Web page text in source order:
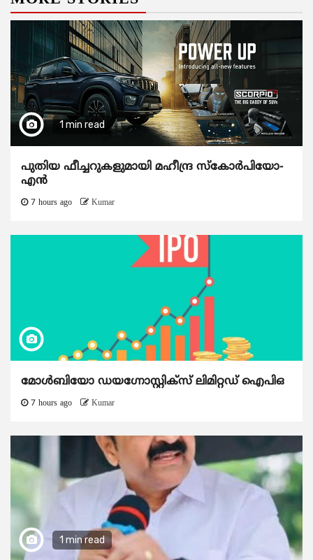
1 min read
പുതിയ ഫീച്ചറുകളുമായി മഹീന്ദ്ര സ്കോർപിയോ-
എൻ
7 hours ago Kumar
മോൾബിയോ ഡയഗ്നോസ്റ്റിക്സ് ലിമിറ്റഡ് ഐപിഒ
7 hours ago Kumar
1 min read